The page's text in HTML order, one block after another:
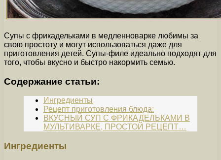
Супы с фрикадельками в медленноварке любимы за
свою простоту и могут использоваться даже для
приготовления детей. Супы-филе идеально подходят для
того, чтобы вкусно и быстро накормить семью.
Содержание статьи:
Ингредиенты
Рецепт приготовления блюда:
ВКУСНЫЙ СУП С ФРИКАДЕЛЬКАМИ В
МУЛЬТИВАРКЕ, ПРОСТОЙ РЕЦЕПТ…
Ингредиенты